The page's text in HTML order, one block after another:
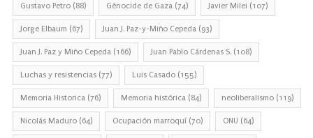
Gustavo Petro (88) Génocide de Gaza (74) Javier Milei (107)
Jorge Elbaum (67) Juan J. Paz-y-Miño Cepeda (93)
Juan J. Paz y Miño Cepeda (166) Juan Pablo Cárdenas S. (108)
Luchas y resistencias (77) Luis Casado (155)
Memoria Historica (76) Memoria histórica (84) neoliberalismo (119)
Nicolás Maduro (64) Ocupación marroquí (70) ONU (64)